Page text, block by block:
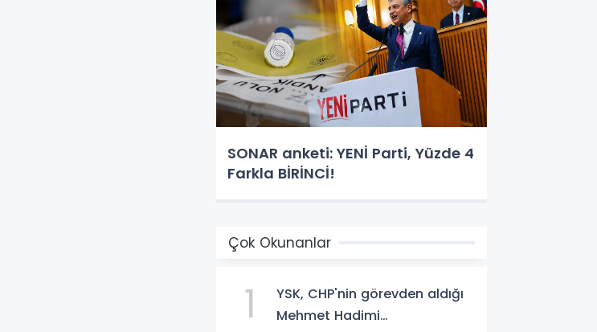
SONAR anketi: YENİ Parti, Yüzde 4
Farkla BİRİNCİ!
Çok Okunanlar
1
YSK, CHP'nin görevden aldığı
Mehmet Hadimi